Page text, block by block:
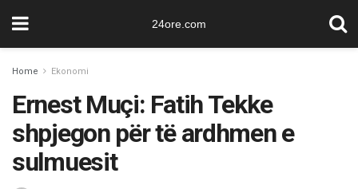
24ore.com
Home Ekonomi
Ernest Muçi: Fatih Tekke
shpjegon për të ardhmen e
sulmuesit